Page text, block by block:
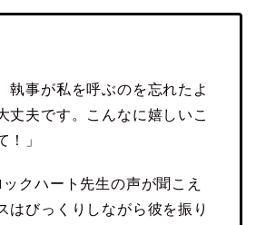
執事が私を呼ぶのを忘れたよ
丈夫です。こんなに嬉しいこ
！」
クハート先生の声が聞こえ
はびっくりしながら彼を振り